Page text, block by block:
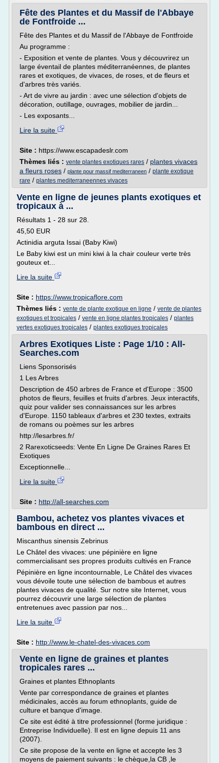
Fête des Plantes et du Massif de l'Abbaye
de Fontfroide ...
Fête des Plantes et du Massif de l'Abbaye de Fontfroide
Au programme :
- Exposition et vente de plantes. Vous y découvrirez un
large éventail de plantes méditerranéennes, de plantes
rares et exotiques, de vivaces, de roses, et de fleurs et
d'arbres très variés.
- Art de vivre au jardin : avec une sélection d'objets de
décoration, outillage, ouvrages, mobilier de jardin...
- Les exposants...
Lire la suite
Site : https://www.escapadeslr.com
Thèmes liés : vente plantes exotiques rares / plantes vivaces
a fleurs roses / plante pour massif mediterraneen / plante exotique
rare / plantes mediterraneennes vivaces
Vente en ligne de jeunes plants exotiques et
tropicaux à ...
Résultats 1 - 28 sur 28.
45,50 EUR
Actinidia arguta Issai (Baby Kiwi)
Le Baby kiwi est un mini kiwi à la chair couleur verte très
gouteux et...
Lire la suite
Site : https://www.tropicaflore.com
Thèmes liés : vente de plante exotique en ligne / vente de plantes
exotiques et tropicales / vente en ligne plantes tropicales / plantes
vertes exotiques tropicales / plantes exotiques tropicales
Arbres Exotiques Liste : Page 1/10 : All-
Searches.com
Liens Sponsorisés
1 Les Arbres
Description de 450 arbres de France et d'Europe : 3500
photos de fleurs, feuilles et fruits d'arbres. Jeux interactifs,
quiz pour valider ses connaissances sur les arbres
d'Europe. 1150 tableaux d'arbres et 230 textes, extraits
de romans ou poèmes sur les arbres
http://lesarbres.fr/
2 Rarexoticseeds: Vente En Ligne De Graines Rares Et
Exotiques
Exceptionnelle...
Lire la suite
Site : http://all-searches.com
Bambou, achetez vos plantes vivaces et
bambous en direct ...
Miscanthus sinensis Zebrinus
Le Châtel des vivaces: une pépinière en ligne
commercialisant ses propres produits cultivés en France
Pépinière en ligne incontournable, Le Châtel des vivaces
vous dévoile toute une sélection de bambous et autres
plantes vivaces de qualité. Sur notre site Internet, vous
pourrez découvrir une large sélection de plantes
entretenues avec passion par nos...
Lire la suite
Site : http://www.le-chatel-des-vivaces.com
Vente en ligne de graines et plantes
tropicales rares ...
Graines et plantes Ethnoplants
Vente par correspondance de graines et plantes
médicinales, accès au forum ethnoplants, guide de
culture et banque d'image.
Ce site est édité à titre professionnel (forme juridique :
Entreprise Individuelle). Il est en ligne depuis 11 ans
(2007).
Ce site propose de la vente en ligne et accepte les 3
moyens de paiement suivants : le chèque,la CB ,le